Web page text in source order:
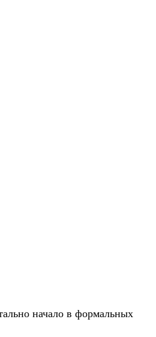
начало в формальных